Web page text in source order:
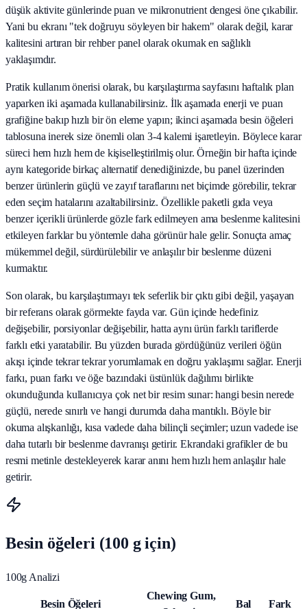
düşük aktivite günlerinde puan ve mikronutrient dengesi öne çıkabilir.
Yani bu ekranı "tek doğruyu söyleyen bir hakem" olarak değil, karar
kalitesini artıran bir rehber panel olarak okumak en sağlıklı
yaklaşımdır.
Pratik kullanım önerisi olarak, bu karşılaştırma sayfasını haftalık plan
yaparken iki aşamada kullanabilirsiniz. İlk aşamada enerji ve puan
grafiğine bakıp hızlı bir ön eleme yapın; ikinci aşamada besin öğeleri
tablosuna inerek size önemli olan 3-4 kalemi işaretleyin. Böylece karar
süreci hem hızlı hem de kişiselleştirilmiş olur. Örneğin bir hafta içinde
aynı kategoride birkaç alternatif denediğinizde, bu panel üzerinden
benzer ürünlerin güçlü ve zayıf taraflarını net biçimde görebilir, tekrar
eden seçim hatalarını azaltabilirsiniz. Özellikle paketli gıda veya
benzer içerikli ürünlerde gözle fark edilmeyen ama beslenme kalitesini
etkileyen farklar bu yöntemle daha görünür hale gelir. Sonuçta amaç
mükemmel değil, sürdürülebilir ve anlaşılır bir beslenme düzeni
kurmaktır.
Son olarak, bu karşılaştırmayı tek seferlik bir çıktı gibi değil, yaşayan
bir referans olarak görmekte fayda var. Gün içinde hedefiniz
değişebilir, porsiyonlar değişebilir, hatta aynı ürün farklı tariflerde
farklı etki yaratabilir. Bu yüzden burada gördüğünüz verileri öğün
akışı içinde tekrar tekrar yorumlamak en doğru yaklaşımı sağlar. Enerji
farkı, puan farkı ve öğe bazındaki üstünlük dağılımı birlikte
okunduğunda kullanıcıya çok net bir resim sunar: hangi besin nerede
güçlü, nerede sınırlı ve hangi durumda daha mantıklı. Böyle bir
okuma alışkanlığı, kısa vadede daha bilinçli seçimler; uzun vadede ise
daha tutarlı bir beslenme davranışı getirir. Ekrandaki grafikler de bu
resmi metinle destekleyerek karar anını hem hızlı hem anlaşılır hale
getirir.
Besin öğeleri (100 g için)
100g Analizi
Besin Öğeleri
Chewing Gum,
Bal Fark